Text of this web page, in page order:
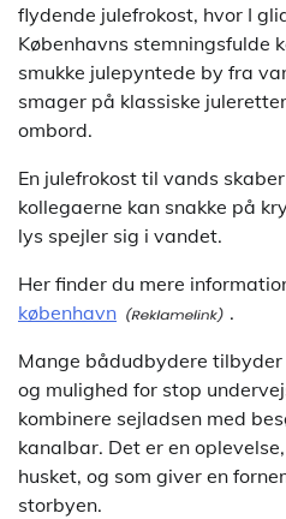
flydende julefrokost, hvor I
Københavns stemningsfulde
smukke julepyntede by fra
smager på klassiske
ombord.
En julefrokost til vands
kollegaerne kan snakke på
lys spejler sig i vandet.
Her finder du mere
københavn
.
Mange bådudbydere
og mulighed for stop
kombinere sejladsen med
kanalbar. Det er en
husket, og som giver en
storbyen.